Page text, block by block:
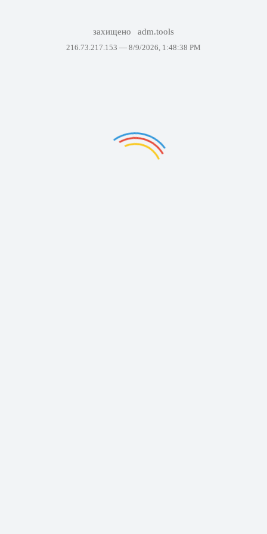
захищено adm.tools
216.73.217.153 — 8/9/2026, 1:48:38 PM